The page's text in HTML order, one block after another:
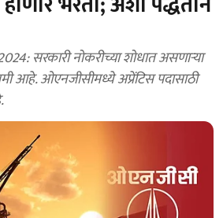
सरकारी नोकरीच्या शोधात असणाऱ्या
आहे. ओएनजीसीमध्ये अप्रेंटिस पदासाठी